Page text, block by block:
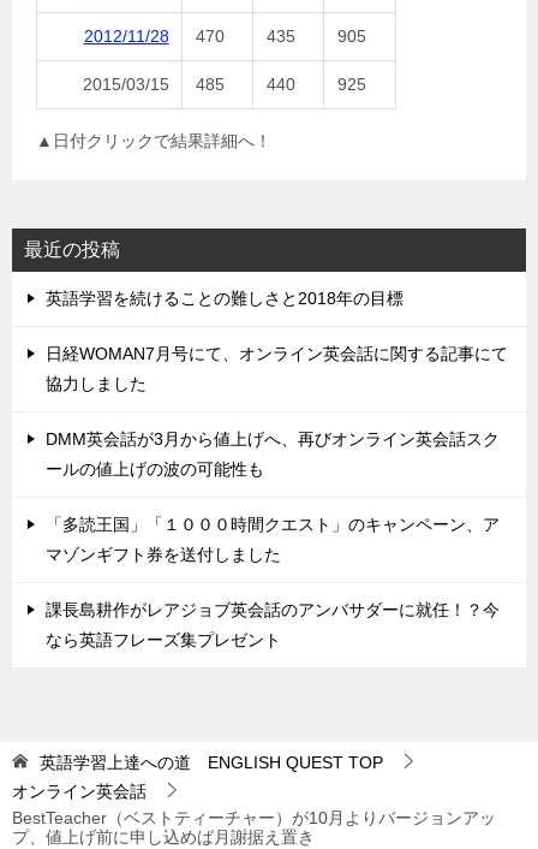
2012/11/28 470 435 905
2015/03/15 485 440 925
▲日付クリックで結果詳細へ！
最近の投稿
英語学習を続けることの難しさと2018年の目標
日経WOMAN7月号にて、オンライン英会話に関する記事にて
協力しました
DMM英会話が3月から値上げへ、再びオンライン英会話スク
ールの値上げの波の可能性も
「多読王国」「１０００時間クエスト」のキャンペーン、ア
マゾンギフト券を送付しました
課長島耕作がレアジョブ英会話のアンバサダーに就任！？今
なら英語フレーズ集プレゼント
英語学習上達への道 ENGLISH QUEST TOP
オンライン英会話
BestTeacher（ベストティーチャー）が10月よりバージョンアッ
プ、値上げ前に申し込めば月謝据え置き